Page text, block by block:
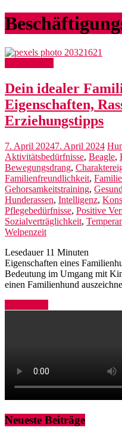
Dein idealer
Eigenschaften,
Erziehungstipps
7. April 20247. April 2024
Aktivitätsbedürfnisse, Beagle,
Bewegungsdrang,
Familienfreundlichkeit,
Gehorsamkeitstraining,
Hunderassen, Intelligenz,
Pflegebedürfnisse, Positive
Sozialverträglichkeit,
Welpenzeit
Lesedauer 11 Minuten
Eigenschaften eines
Bedeutung im Umgang mit
einen Familienhund
Neueste Beiträge